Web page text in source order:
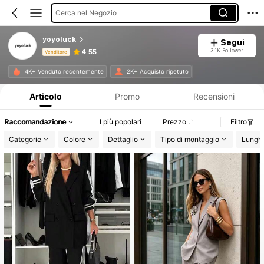
Cerca nel Negozio
yoyoluck
Venditore 4.55
Segui
3.1K Follower
4K+ Venduto recentemente 2K+ Acquisto ripetuto
Articolo Promo Recensioni
Raccomandazione I più popolari Prezzo
Filtro
Categorie
Colore Dettaglio Tipo di montaggio